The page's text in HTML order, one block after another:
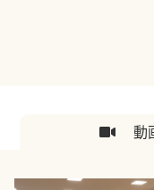
動